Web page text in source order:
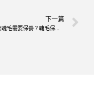
下一篇
為什麼睫毛需要保養？睫毛保養液的好處與適合的成分